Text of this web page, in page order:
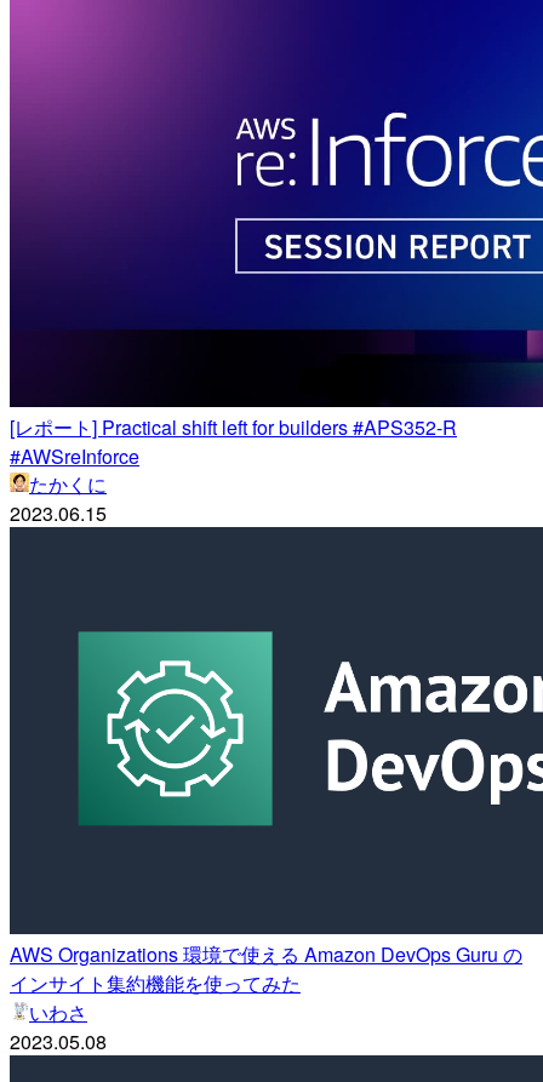
[レポート] Practical shift left for builders #APS352-R
#AWSreInforce
たかくに
2023.06.15
AWS Organizations 環境で使える Amazon DevOps Guru の
インサイト集約機能を使ってみた
いわさ
2023.05.08